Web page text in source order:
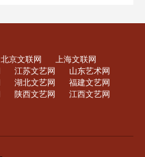
北京文联网
上海文联网
江苏文艺网
山东艺术网
湖北文艺网
福建文艺网
陕西文艺网
江西文艺网